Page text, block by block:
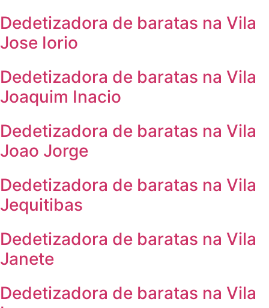
Dedetizadora de baratas na Vila
Jose Iorio
Dedetizadora de baratas na Vila
Joaquim Inacio
Dedetizadora de baratas na Vila
Joao Jorge
Dedetizadora de baratas na Vila
Jequitibas
Dedetizadora de baratas na Vila
Janete
Dedetizadora de baratas na Vila